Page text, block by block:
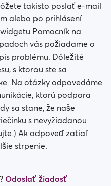
takisto poslať e-mail
alebo po prihlásení
Pomocník na
vás požiadame o
problému. Dôležité
s ktorou ste sa
Na otázky odpovedáme
ktorú podpora
sa stane, že naše
s nevyžiadanou
Ak odpoveď zatiaľ
strpenie.
Odoslať žiadosť